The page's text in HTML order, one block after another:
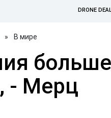
DRONE
» В мире
- Мерц